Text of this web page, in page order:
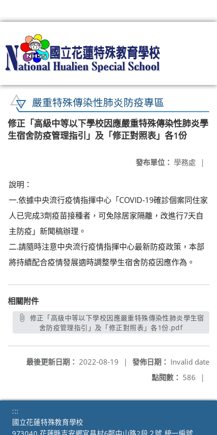
嚴重特殊傳染性肺炎防疫專區
修正「高級中等以下學校因應嚴重特殊傳染性肺炎學
生宿舍防疫管理指引」及「修正對照表」各1份
發布單位： 學務處 |
說明：
一.依據中央流行疫情指揮中心「COVID-19確診個案同住家
人已完成3劑疫苗接種者，可免除居家隔離，改進行7天自
主防疫」新聞稿辦理。
二.請隨時注意中央流行疫情指揮中心最新防疫政策，本部
將持續配合疫情發展適時調整學生宿舍防疫因應作為。
相關附件
舍防疫管理指引」及「修正對照表」各1份.pdf另開新視窗
發佈日期： Invalid date
最後更新日期： 2022-08-19
|
點閱數： 586 |
:::
國立花蓮特殊教育學校